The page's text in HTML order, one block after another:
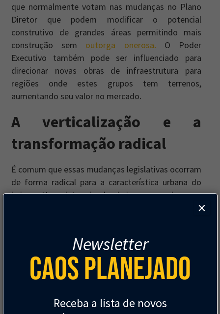
que normalmente votam nas mudanças no Plano
Diretor que podem modificar o potencial
construtivo de grandes áreas permitindo mais
construção sem outorga onerosa. O Poder
Executivo também pode ser influenciado para
direcionar novas obras de infraestrutura para
regiões onde estes grupos tem terrenos,
aumentando seu valor no mercado.
A verticalização e a
transformação radical
É comum que essas mudanças legislativas ocorram
de forma radical para a característica urbana do
bairro. Um determinado bairro zoneado para
pequenas residências unifamiliares
que haja uma transformação gradual deste
cenário.
Não é incomum vermos conjuntos de prédios altos
contrastes que não se vêem com tanta frequência
Newsletter
Caos Planejado
Receba a lista de novos
×